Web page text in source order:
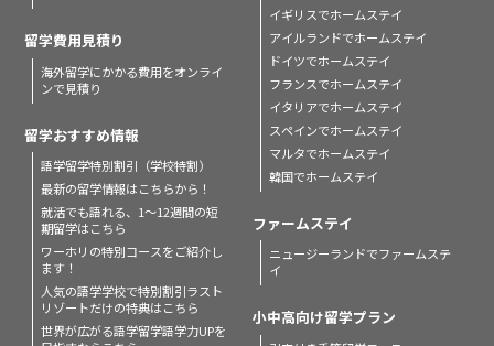
留学費用見積り
海外留学にかかる費用をオンライ
ンで見積り
留学おすすめ情報
語学留学特別割引（学校特割）
最新の留学情報はこちらから！
就活でも語れる、1〜12週間の短
期留学はこちら
ワーホリの特別コースをご紹介し
ます！
人気の語学学校で特別割引ラスト
リゾートだけの特典はこちら
世界が広がる語学留学語学力UPを
イギリスでホームステイ
アイルランドでホームステイ
ドイツでホームステイ
フランスでホームステイ
イタリアでホームステイ
スペインでホームステイ
マルタでホームステイ
韓国でホームステイ
ファームステイ
ニュージーランドでファームステ
イ
小中高向け留学プラン